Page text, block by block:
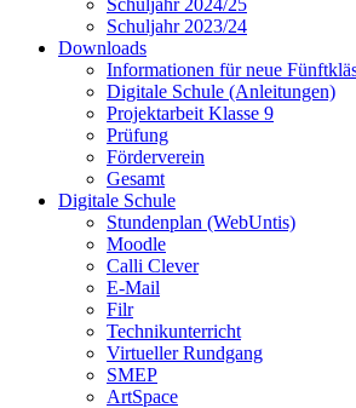
Schuljahr 2024/25
Schuljahr 2023/24
Downloads
Informationen für neue
Digitale Schule (Anleitungen)
Projektarbeit Klasse 9
Prüfung
Förderverein
Gesamt
Digitale Schule
Stundenplan (WebUntis)
Moodle
Calli Clever
E-Mail
Filr
Technikunterricht
Virtueller Rundgang
SMEP
ArtSpace